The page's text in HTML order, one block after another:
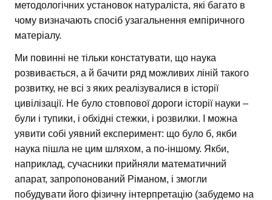
методологічних установок натураліста, які багато в
чому визначають спосіб узагальнення емпіричного
матеріалу.
Ми повинні не тільки констатувати, що наука
розвивається, а й бачити ряд можливих ліній такого
розвитку, не всі з яких реалізувалися в історії
цивілізації. Не було стовпової дороги історії науки –
були і тупики, і обхідні стежки, і розвилки. І можна
уявити собі уявний експеримент: що було б, якби
наука пішла не цим шляхом, а по-іншому. Якби,
наприклад, сучасники прийняли математичний
апарат, запропонований Ріманом, і змогли
побудувати його фізичну інтерпретацію (забудемо на